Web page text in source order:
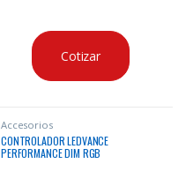
Cotizar
Accesorios
CONTROLADOR LEDVANCE
PERFORMANCE DIM RGB